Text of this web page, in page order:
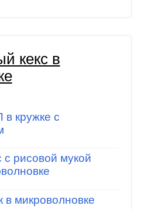
кекс в
в кружке с
с рисовой мукой
в микроволновке